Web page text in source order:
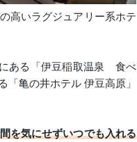
高いラグジュアリー系ホテ
ある「伊豆稲取温泉 食べ
亀の井ホテル 伊豆高原」
を気にせずいつでも入れる